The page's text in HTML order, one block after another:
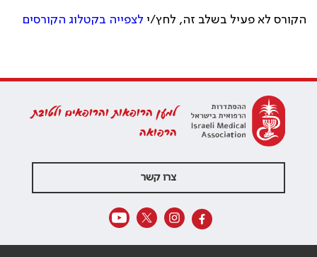
הקורס לא פעיל בשלב זה, לחץ/י לצפייה בקטלוג הקורסים
למען הרופאות והרופאים ולטובת
הרפואה
צרו קשר